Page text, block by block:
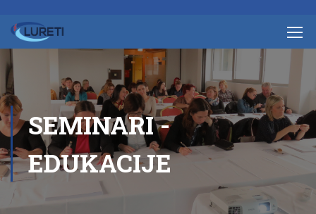
SEMINARI -
EDUKACIJE